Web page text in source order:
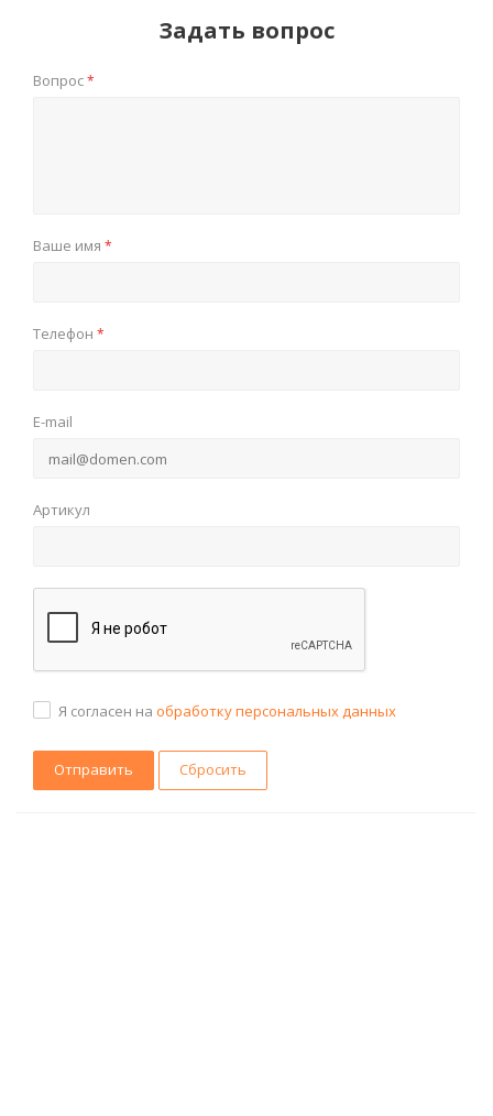
Задать вопрос
Вопрос*
Ваше имя *
Телефон *
E-mail
Артикул
Я согласен на обработку персональных данных
Сбросить